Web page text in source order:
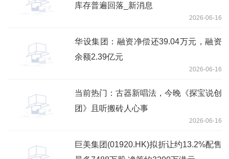
库存普遍回落_新消息
2026-06-16
华设集团：融资净偿还39.04万元，融资
余额2.39亿元
2026-06-16
当前热门：古器新唱法，今晚《探宝说创
团》且听搬砖人心事
2026-06-16
巨美集团(01920.HK)拟折让约13.2%配售